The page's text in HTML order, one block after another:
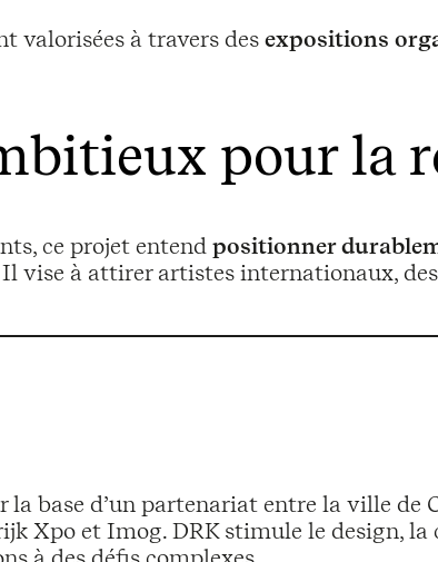
valorisées à travers des expositions
pour la
ce projet entend positionner
Il vise à attirer artistes internationaux,
base d’un partenariat entre la ville de
Xpo et Imog. DRK stimule le design,